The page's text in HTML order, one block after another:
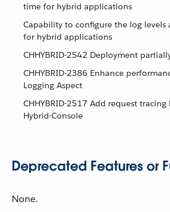
time for hybrid applications
Capability to configure the log
for hybrid applications
CHHYBRID-2542 Deployment
CHHYBRID-2386 Enhance
Logging Aspect
CHHYBRID-2517 Add request
Hybrid-Console
Deprecated Features or
None.